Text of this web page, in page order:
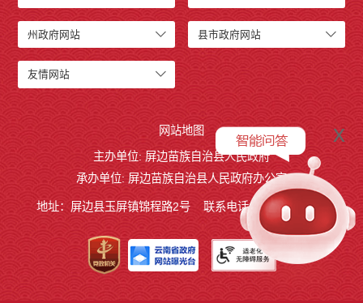
州政府网站 县市政府网站
友情网站
网站地图
主办单位: 屏边苗族自治县人民政府
承办单位: 屏边苗族自治县人民政府办公室
地址：屏边县玉屏镇锦程路2号 联系电话:0873-3221803
x